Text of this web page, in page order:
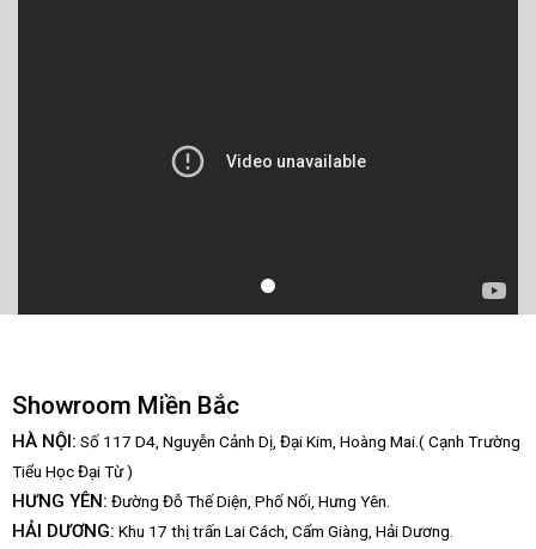
Showroom Miền Bắc
HÀ NỘI: Số 117 D4, Nguyễn Cảnh Dị, Đại Kim, Hoàng Mai.( Cạnh Trường
Tiểu Học Đại Từ )
HƯNG YÊN: Đường Đỗ Thế Diện, Phố Nối, Hưng Yên.
HẢI DƯƠNG: Khu 17 thị trấn Lai Cách, Cẩm Giàng, Hải Dương.